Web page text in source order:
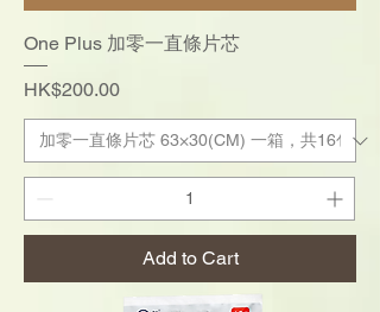
One Plus 加零一直條片芯
Price
HK$200.00
Add to Cart